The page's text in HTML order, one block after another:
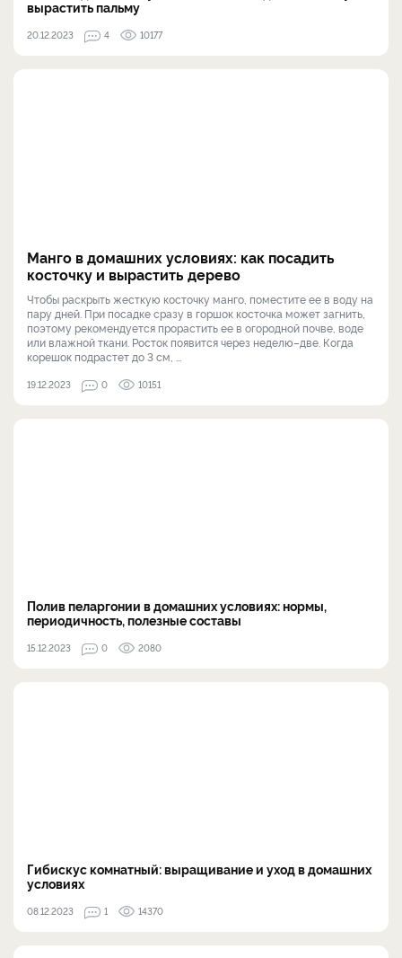
вырастить пальму
20.12.2023 4 10177
Манго в домашних условиях: как посадить
косточку и вырастить дерево
Чтобы раскрыть жесткую косточку манго, поместите ее в воду на
пару дней. При посадке сразу в горшок косточка может загнить,
поэтому рекомендуется прорастить ее в огородной почве, воде
или влажной ткани. Росток появится через неделю–две. Когда
корешок подрастет до 3 см, ...
19.12.2023 0 10151
Полив пеларгонии в домашних условиях: нормы,
периодичность, полезные составы
15.12.2023 0 2080
Гибискус комнатный: выращивание и уход в домашних
условиях
08.12.2023 1 14370